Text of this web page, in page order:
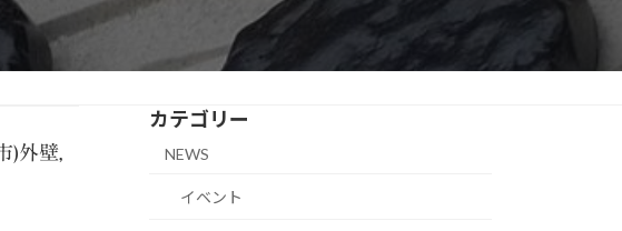
)外壁,
カテゴリー
NEWS
イベント